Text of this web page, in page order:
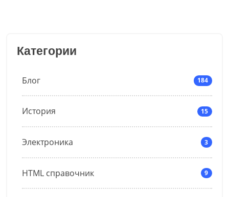
Категории
Блог 184
История 15
Электроника 3
HTML справочник 9